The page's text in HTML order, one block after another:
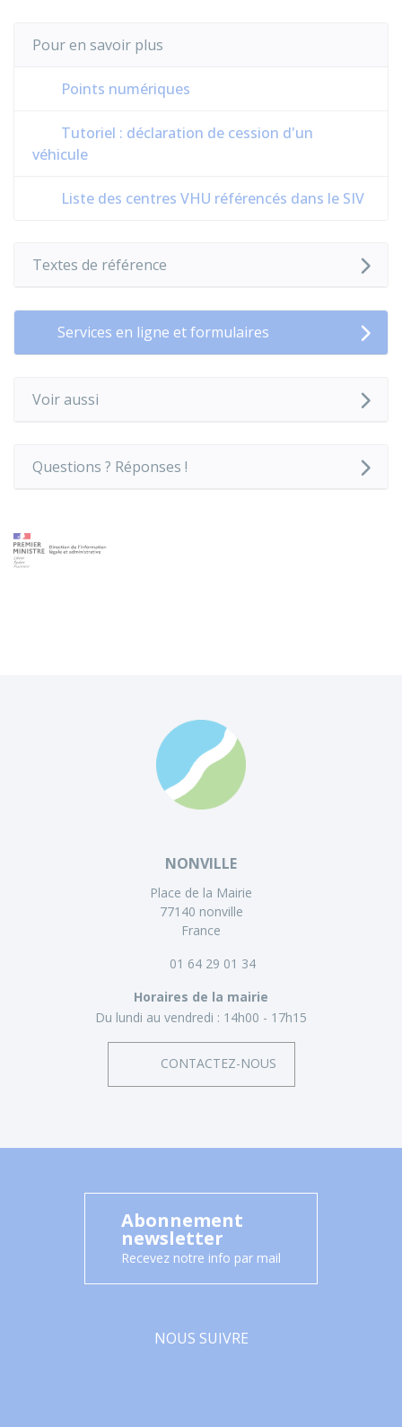
Pour en savoir plus
Points numériques
Tutoriel : déclaration de cession d'un
véhicule
Liste des centres VHU référencés dans le SIV
Textes de référence
Services en ligne et formulaires
Voir aussi
Questions ? Réponses !
NONVILLE
Place de la Mairie
77140 nonville
France
01 64 29 01 34
Horaires de la mairie
Du lundi au vendredi : 14h00 - 17h15
CONTACTEZ-NOUS
Abonnement
newsletter
Recevez notre info par mail
NOUS SUIVRE